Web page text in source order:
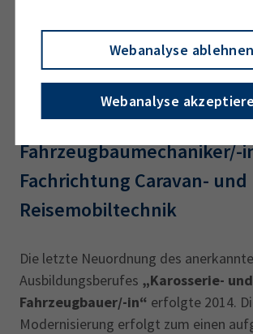
Webanalyse ablehnen
Webanalyse
Die neue Ausbildungsverordnung
19.06.2023 im Bundesanzeiger
zum01.08.2023in Kraft.
Weitere Informationen finden Sie auf
Karosserie- und
Fahrzeugbaumechaniker/-
Fachrichtung Caravan- und
Reisemobiltechnik
Die letzte Neuordnung des
Ausbildungsberufes „Karosserie- und
Fahrzeugbauer/-in“ erfolgte 2014.
Modernisierung erfolgt zum einen